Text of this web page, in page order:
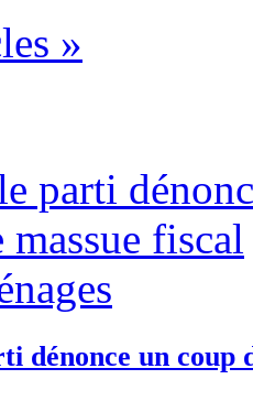
»
dénonce un coup